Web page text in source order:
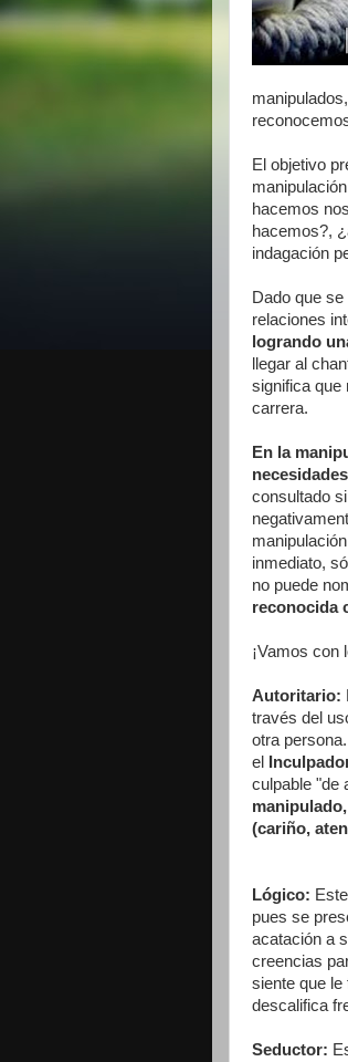
El objetivo
hacemos
hacemos?,
indagación
Dado que
relaciones
logrando
llegar al
significa que
carrera.
En la
consultado
inmediato,
no puede
reconocida
¡Vamos con
Autoritario:
través del
otra
el
culpable "de
(cariño,
Lógico:
pues se
acatación a
creencias
siente que le
descalifica
Seductor: